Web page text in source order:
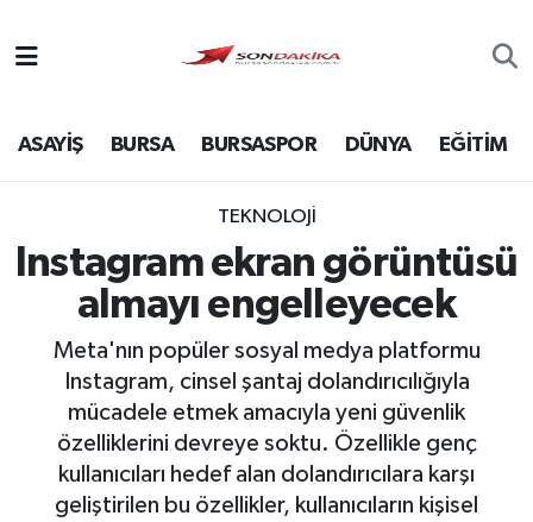
ASAYİŞ BURSA BURSASPOR DÜNYA EĞİTİM
TEKNOLOJİ
Instagram ekran görüntüsü
almayı engelleyecek
Meta'nın popüler sosyal medya platformu
Instagram, cinsel şantaj dolandırıcılığıyla
mücadele etmek amacıyla yeni güvenlik
özelliklerini devreye soktu. Özellikle genç
kullanıcıları hedef alan dolandırıcılara karşı
geliştirilen bu özellikler, kullanıcıların kişisel
Bursa
Ekonomi
Genel
Gündem
Magazin